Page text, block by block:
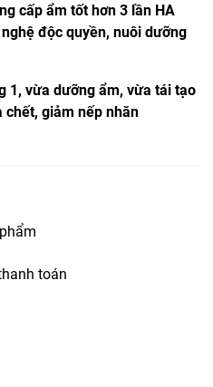
cấp ẩm tốt hơn 3 lần HA
độc quyền, nuôi dưỡng
1, vừa dưỡng ẩm, vừa tái tạo
chết, giảm nếp nhăn
toán